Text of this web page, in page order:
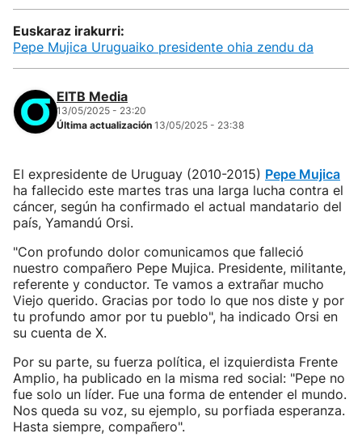
Euskaraz irakurri:
Pepe Mujica Uruguaiko presidente ohia zendu da
EITB Media
13/05/2025 - 23:20
Última actualización 13/05/2025 - 23:38
El expresidente de Uruguay (2010-2015) Pepe Mujica
ha fallecido este martes tras una larga lucha contra el
cáncer, según ha confirmado el actual mandatario del
país, Yamandú Orsi.
"Con profundo dolor comunicamos que falleció
nuestro compañero Pepe Mujica. Presidente, militante,
referente y conductor. Te vamos a extrañar mucho
Viejo querido. Gracias por todo lo que nos diste y por
tu profundo amor por tu pueblo", ha indicado Orsi en
su cuenta de X.
Por su parte, su fuerza política, el izquierdista Frente
Amplio, ha publicado en la misma red social: "Pepe no
fue solo un líder. Fue una forma de entender el mundo.
Nos queda su voz, su ejemplo, su porfiada esperanza.
Hasta siempre, compañero".